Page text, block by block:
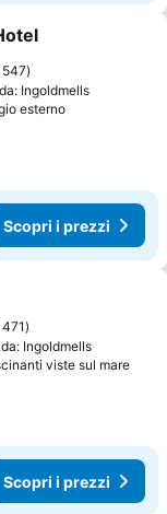
547
Ingoldmells
esterno
Scopri i prezzi
471
Ingoldmells
viste sul mare
Scopri i prezzi